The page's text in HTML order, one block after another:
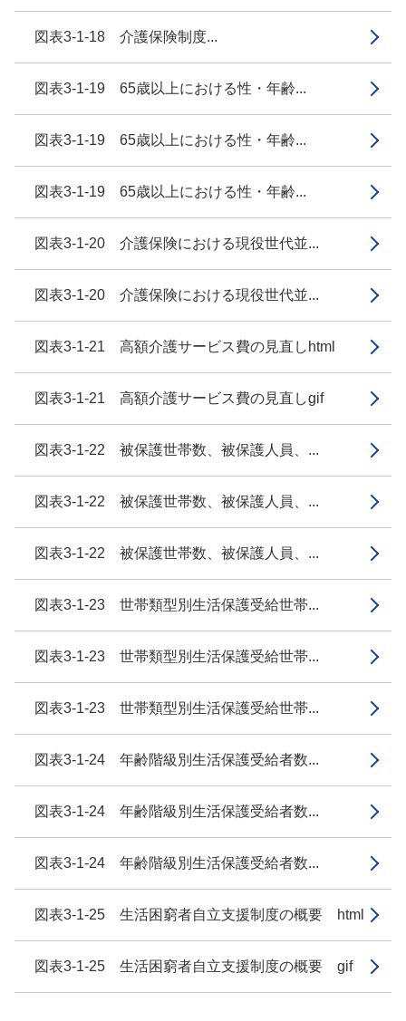
図表3-1-18 介護保険制度...
図表3-1-19 65歳以上における性・年齢...
図表3-1-19 65歳以上における性・年齢...
図表3-1-19 65歳以上における性・年齢...
図表3-1-20 介護保険における現役世代並...
図表3-1-20 介護保険における現役世代並...
図表3-1-21 高額介護サービス費の見直しhtml
図表3-1-21 高額介護サービス費の見直しgif
図表3-1-22 被保護世帯数、被保護人員、...
図表3-1-22 被保護世帯数、被保護人員、...
図表3-1-22 被保護世帯数、被保護人員、...
図表3-1-23 世帯類型別生活保護受給世帯...
図表3-1-23 世帯類型別生活保護受給世帯...
図表3-1-23 世帯類型別生活保護受給世帯...
図表3-1-24 年齢階級別生活保護受給者数...
図表3-1-24 年齢階級別生活保護受給者数...
図表3-1-24 年齢階級別生活保護受給者数...
図表3-1-25 生活困窮者自立支援制度の概要 html
図表3-1-25 生活困窮者自立支援制度の概要 gif